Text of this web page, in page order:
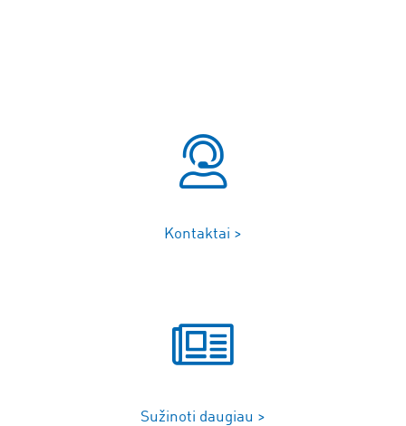
Kontaktai >
Sužinoti daugiau >